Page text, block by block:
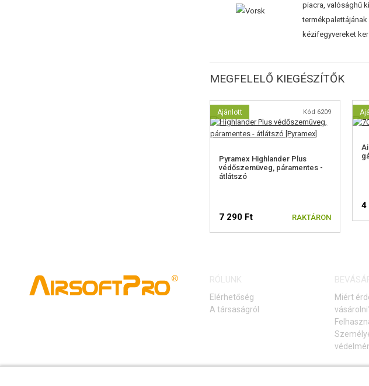
piacra, valósághű
kézifegyvereket
MEGFELELŐ KIEGÉSZÍTŐK
Ajánlott Kód 6209
Pyramex Highlander Plus
védőszemüveg, páramentes -
átlátszó
7 290 Ft RAKTÁRON
4
RÓLUNK
Elérhetőség
A társaságról
Miért